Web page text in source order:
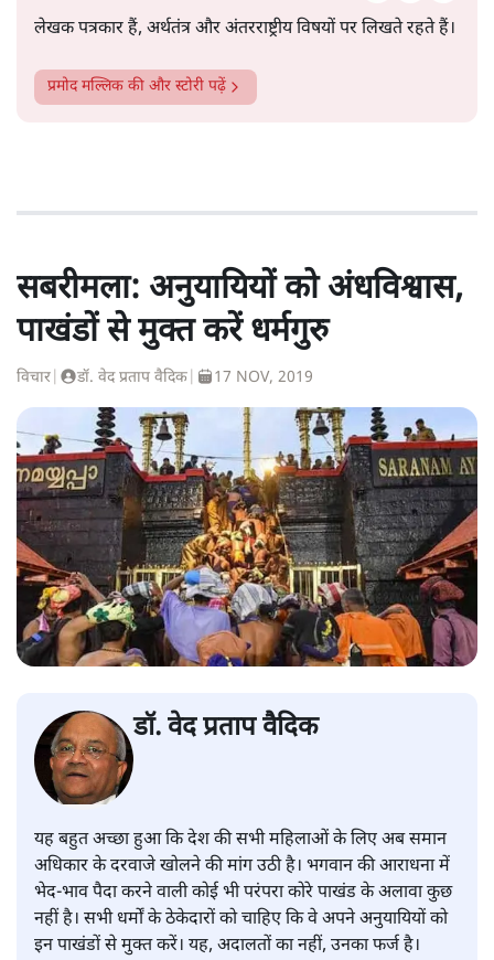
लेखक पत्रकार हैं, अर्थतंत्र और अंतरराष्ट्रीय विषयों पर लिखते रहते हैं।
प्रमोद मल्लिक की और स्टोरी पढ़ें
सबरीमला: अनुयायियों को अंधविश्वास,
पाखंडों से मुक्त करें धर्मगुरु
विचार डॉ. वेद प्रताप वैदिक 17 NOV, 2019
डॉ. वेद प्रताप वैदिक
यह बहुत अच्छा हुआ कि देश की सभी महिलाओं के लिए अब समान
अधिकार के दरवाजे खोलने की मांग उठी है। भगवान की आराधना में
भेद-भाव पैदा करने वाली कोई भी परंपरा कोरे पाखंड के अलावा कुछ
नहीं है। सभी धर्मों के ठेकेदारों को चाहिए कि वे अपने अनुयायियों को
इन पाखंडों से मुक्त करें। यह, अदालतों का नहीं, उनका फर्ज है।